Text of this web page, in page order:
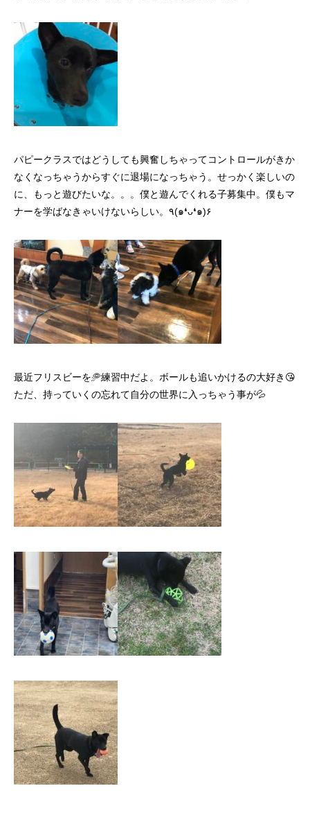
パピークラスではどうしても興奮しちゃってコントロールがきか
なくなっちゃうからすぐに退場になっちゃう。せっかく楽しいの
に、もっと遊びたいな。。。僕と遊んでくれる子募集中。僕もマ
ナーを学ばなきゃいけないらしい。٩(๑❛ᴗ❛๑)۶
最近フリスビーを🥏練習中だよ。ボールも追いかけるの大好き😘
ただ、持っていくの忘れて自分の世界に入っちゃう事が💦